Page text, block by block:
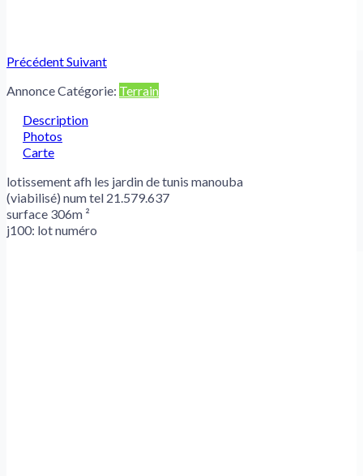
PrécédentSuivant
Annonce Catégorie: Terrain
Description
Photos
Carte
lotissement afh les jardin de tunis manouba
(viabilisé) num tel 21.579.637
surface 306m ²
j100: lot numéro